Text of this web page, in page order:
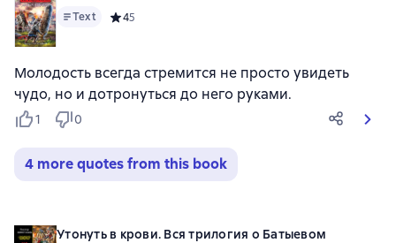
Text Средний рейтинг 4 на основе 5 оценок
45
Молодость всегда стремится не просто увидеть
чудо, но и дотронуться до него руками.
1 0
4 more quotes from this book
Утонуть в крови. Вся трилогия о Батыевом